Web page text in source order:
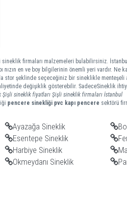
firmaları malzemeleri bulabilirsiniz.
nızın en ve boy bilgilerinin önemli yeri vardır. Ne
şeklinde seçeceğiniz bir sineklikle menteşeli
değişiklik gösterebilir. SadeceSineklik
Şişli sineklik fiyatları Şişli sineklik firmaları İstanbul
pencere sinekliği pvc kapı pencere sektörü
Ayazağa Sineklik
Esentepe Sineklik
Harbiye Sineklik
Okmeydanı Sineklik